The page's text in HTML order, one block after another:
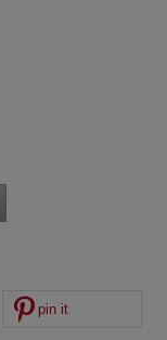
pin it